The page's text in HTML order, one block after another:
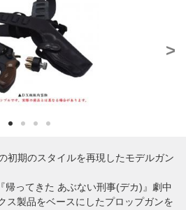
>
初期のスタイルを再現したモデルガン
帰ってきた あぶない刑事(デカ)』劇中
ス製品をベースにしたプロップガンを